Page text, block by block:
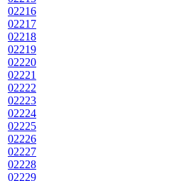
02216
02217
02218
02219
02220
02221
02222
02223
02224
02225
02226
02227
02228
02229